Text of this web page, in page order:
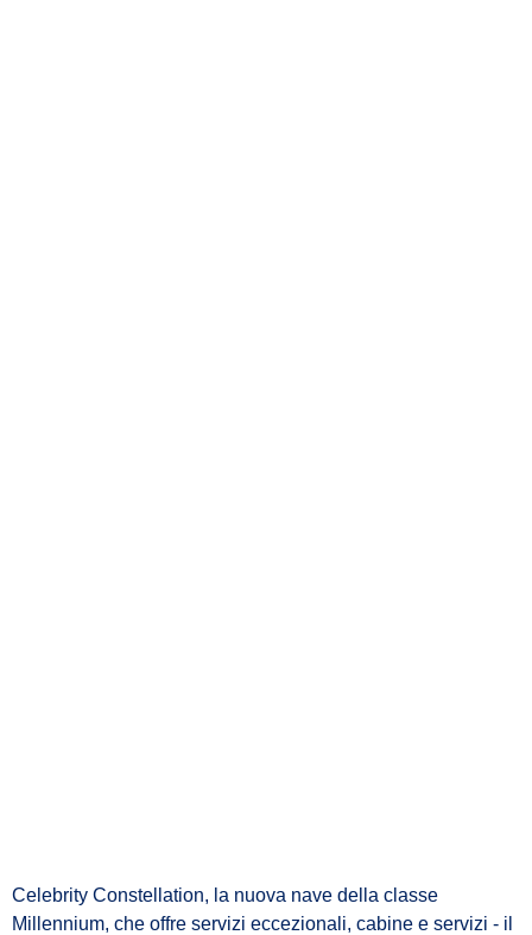
Celebrity Constellation, la nuova nave della classe
Millennium, che offre servizi eccezionali, cabine e servizi - il